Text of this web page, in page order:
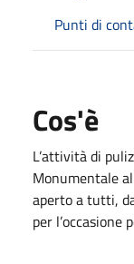
Punti di
Cos'è
L’attività di
Monumentale
aperto a tutti,
per